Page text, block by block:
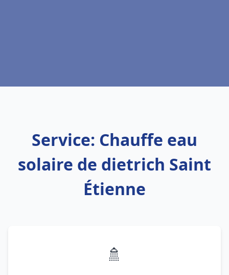
Service: Chauffe eau
solaire de dietrich Saint
Étienne
🚿